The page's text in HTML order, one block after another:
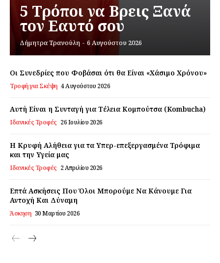
Εγγραφείτε τώρα!
Daily Food
Σχετικά με εμάς
Αποποίηση Ευθυνών
Ο λογαριασμός μου
Επικοινωνία
5 Τρόποι να Βρεις Ξανά
τον Εαυτό σου
Δήμητρα Τρανούλη - 6 Αυγούστου 2026
Οι Συνεδρίες που Φοβάσαι ότι θα Είναι «Χάσιμο Χρόνου»
Τροφή για Σκέψη 4 Αυγούστου 2026
Αυτή Είναι η Συνταγή για Τέλεια Κομπούτσα (Kombucha)
Ιδανικές Τροφές 26 Ιουλίου 2026
Η Κρυφή Αλήθεια για τα Υπερ-επεξεργασμένα Τρόφιμα
και την Υγεία μας
Ιδανικές Τροφές 2 Απριλίου 2026
Επτά Ασκήσεις Που Όλοι Μπορούμε Να Κάνουμε Για
Αντοχή Και Δύναμη
Άσκηση 30 Μαρτίου 2026